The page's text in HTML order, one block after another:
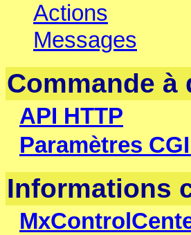
Actions
Messages
Commande à
API HTTP
Paramètres
Informations